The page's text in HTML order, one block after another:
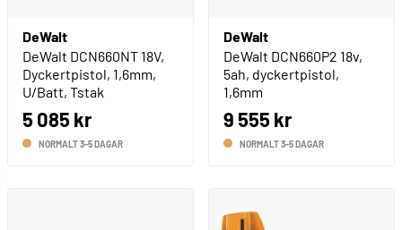
DeWalt
DeWalt DCN660NT 18V,
Dyckertpistol, 1,6mm,
U/Batt, Tstak
5 085 kr
NORMALT 3-5 DAGAR
DeWalt
DeWalt DCN660P2 18v,
5ah, dyckertpistol,
1,6mm
9 555 kr
NORMALT 3-5 DAGAR